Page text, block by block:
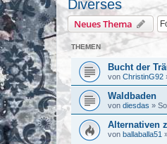
Diverses
Neues Thema
THEMEN
Bucht der
von ChristinG92
Waldbaden
von diesdas »
Alternativen
von ballaballa51